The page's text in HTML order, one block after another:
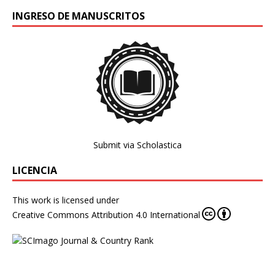
INGRESO DE MANUSCRITOS
Submit via Scholastica
LICENCIA
This work is licensed under
Creative Commons Attribution 4.0 International